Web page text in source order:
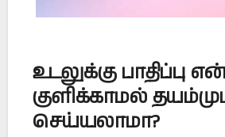
உடலுக்கு பாதிப்பு
குளிக்காமல்
செய்யலாமா?